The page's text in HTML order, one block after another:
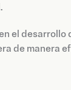
el
de manera